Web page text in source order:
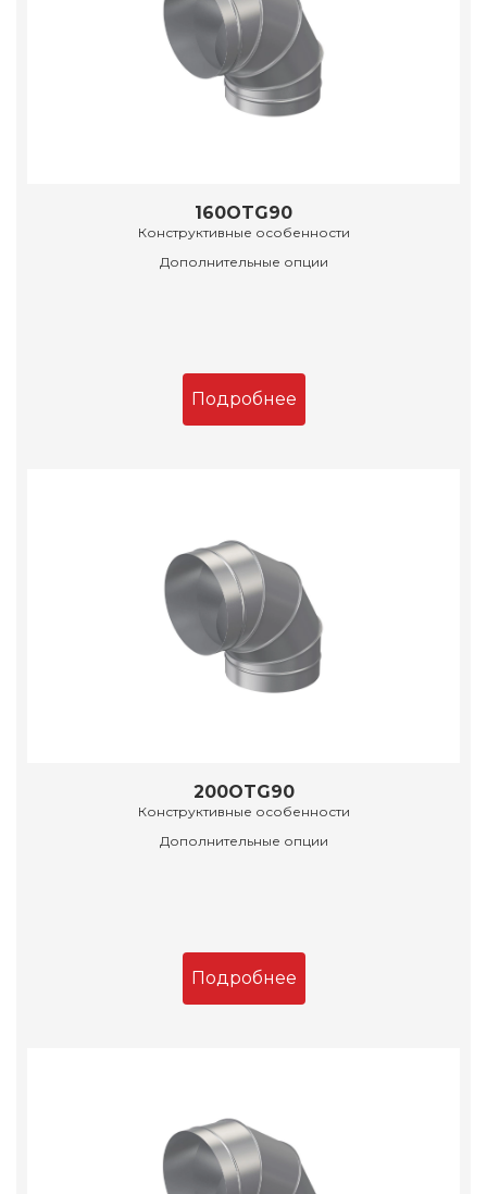
160OTG90
Конструктивные особенности
Дополнительные опции
Подробнее
200OTG90
Конструктивные особенности
Дополнительные опции
Подробнее